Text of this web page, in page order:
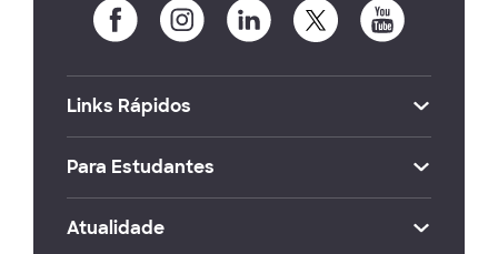
Links Rápidos
Para Estudantes
Atualidade